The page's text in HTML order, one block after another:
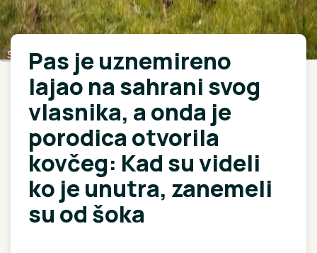
Shutterstock
Pas je uznemireno
lajao na sahrani svog
vlasnika, a onda je
porodica otvorila
kovčeg: Kad su videli
ko je unutra, zanemeli
su od šoka